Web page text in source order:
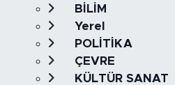
BİLİM
Yerel
POLİTİKA
ÇEVRE
KÜLTÜR SANAT